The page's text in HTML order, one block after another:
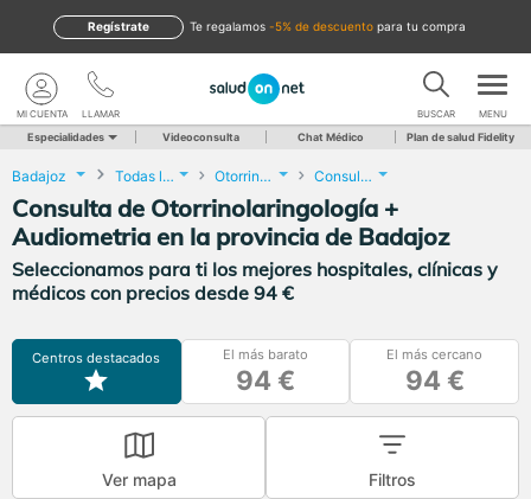
te regalamos -5% de descuento para tu compra
Regístrate
LLAMAR
MI CUENTA BUSCAR MENU
Especialidades Videoconsulta Chat Médico Plan de salud Fidelity
Badajoz Todas las localidades Otorrinolaringología Consulta de Otorrinolaringología + Audiometria
Consulta de Otorrinolaringología +
Audiometria en la provincia de Badajoz
Seleccionamos para ti los mejores hospitales, clínicas y
médicos con precios desde 94 €
Centros destacados El más barato
94 €
El más cercano
94 €
Ver mapa Filtros